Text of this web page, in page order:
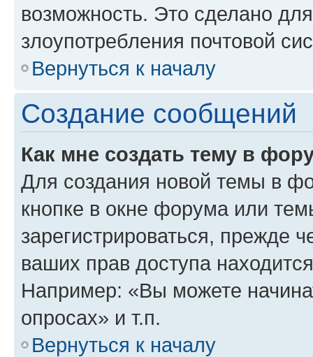
возможность. Это сделано
злоупотребления почтовой
Вернуться к началу
Создание сообщений
Как мне создать тему в
Для создания новой темы в
кнопке в окне форума или
зарегистрироваться, прежде
ваших прав доступа
Например: «Вы можете
опросах» и т.п.
Вернуться к началу